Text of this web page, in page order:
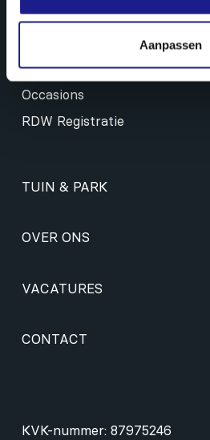
Aanpassen
PRODUCTEN & DIENSTEN
Landbouw mechanisatie
Onderhoud & reiniging
Occasions
RDW Registratie
TUIN & PARK
OVER ONS
VACATURES
CONTACT
KVK-nummer: 87975246